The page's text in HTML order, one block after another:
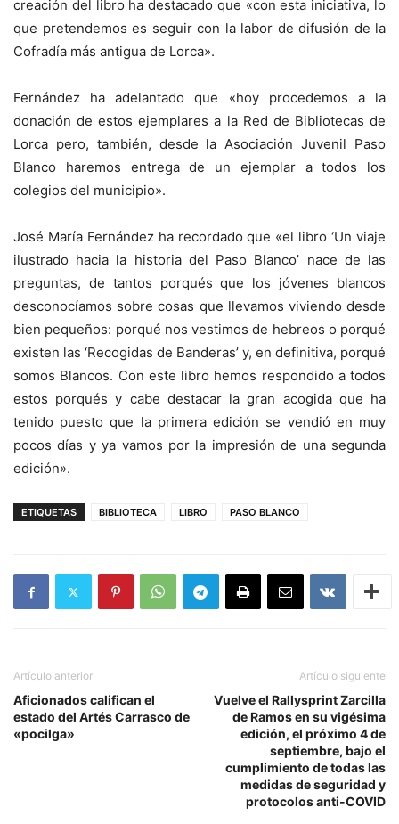
creación del libro ha destacado que «con esta iniciativa, lo
que pretendemos es seguir con la labor de difusión de la
Cofradía más antigua de Lorca».
Fernández ha adelantado que «hoy procedemos a la
donación de estos ejemplares a la Red de Bibliotecas de
Lorca pero, también, desde la Asociación Juvenil Paso
Blanco haremos entrega de un ejemplar a todos los
colegios del municipio».
José María Fernández ha recordado que «el libro ‘Un viaje
ilustrado hacia la historia del Paso Blanco’ nace de las
preguntas, de tantos porqués que los jóvenes blancos
desconocíamos sobre cosas que llevamos viviendo desde
bien pequeños: porqué nos vestimos de hebreos o porqué
existen las ‘Recogidas de Banderas’ y, en definitiva, porqué
somos Blancos. Con este libro hemos respondido a todos
estos porqués y cabe destacar la gran acogida que ha
tenido puesto que la primera edición se vendió en muy
pocos días y ya vamos por la impresión de una segunda
edición».
ETIQUETAS BIBLIOTECA LIBRO PASO BLANCO
Artículo anterior
Aficionados califican el
estado del Artés Carrasco de
«pocilga»
Artículo siguiente
Vuelve el Rallysprint Zarcilla
de Ramos en su vigésima
edición, el próximo 4 de
septiembre, bajo el
cumplimiento de todas las
medidas de seguridad y
protocolos anti-COVID